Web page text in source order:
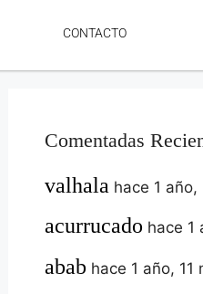
CONTACTO
Comentadas
valhala hace 1
acurrucado hace 1
abab hace 1 año, 11